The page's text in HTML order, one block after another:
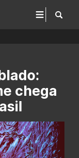
chega